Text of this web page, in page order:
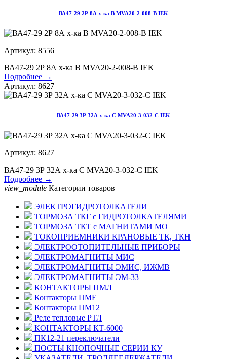
ВА47-29 2Р 8А х-ка В MVA20-2-008-B IEK
Артикул: 8556
ВА47-29 2Р 8А х-ка В MVA20-2-008-B IEK
Подробнее →
Артикул: 8627
ВА47-29 3Р 32А х-ка С MVA20-3-032-С IEK
Артикул: 8627
ВА47-29 3Р 32А х-ка С MVA20-3-032-С IEK
Подробнее →
view_module Категории товаров
ЭЛЕКТРОГИДРОТОЛКАТЕЛИ
ТОРМОЗА ТКГ с ГИДРОТОЛКАТЕЛЯМИ
ТОРМОЗА ТКТ с МАГНИТАМИ МО
ТОКОПРИЕМНИКИ КРАНОВЫЕ ТК, ТКН
ЭЛЕКТРООТОПИТЕЛЬНЫЕ ПРИБОРЫ
ЭЛЕКТРОМАГНИТЫ МИС
ЭЛЕКТРОМАГНИТЫ ЭМИС, ИЖМВ
ЭЛЕКТРОМАГНИТЫ ЭМ-33
КОНТАКТОРЫ ПМЛ
Контакторы ПМЕ
Контакторы ПМ12
Реле тепловые РТЛ
КОНТАКТОРЫ КТ-6000
ПК12-21 переключатели
ПОСТЫ КНОПОЧНЫЕ СЕРИИ КУ